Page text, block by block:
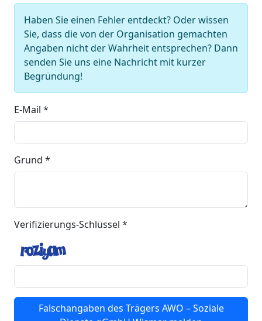
Haben Sie einen Fehler entdeckt? Oder wissen
Sie, dass die von der Organisation gemachten
Angaben nicht der Wahrheit entsprechen? Dann
senden Sie uns eine Nachricht mit kurzer
Begründung!
E-Mail *
Grund *
Verifizierungs-Schlüssel *
Falschangaben des Trägers AWO – Soziale